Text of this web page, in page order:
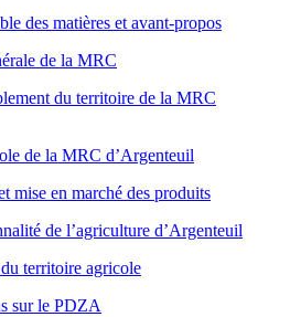
des matières et avant-propos
de la MRC
du territoire de la MRC
de la MRC d’Argenteuil
mise en marché des produits
de l’agriculture d’Argenteuil
territoire agricole
sur le PDZA